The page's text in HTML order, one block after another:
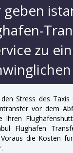
geben
zu
Stress des Taxis
vor dem
Ihren
Flughafen
die Kosten